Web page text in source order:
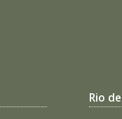
Rio